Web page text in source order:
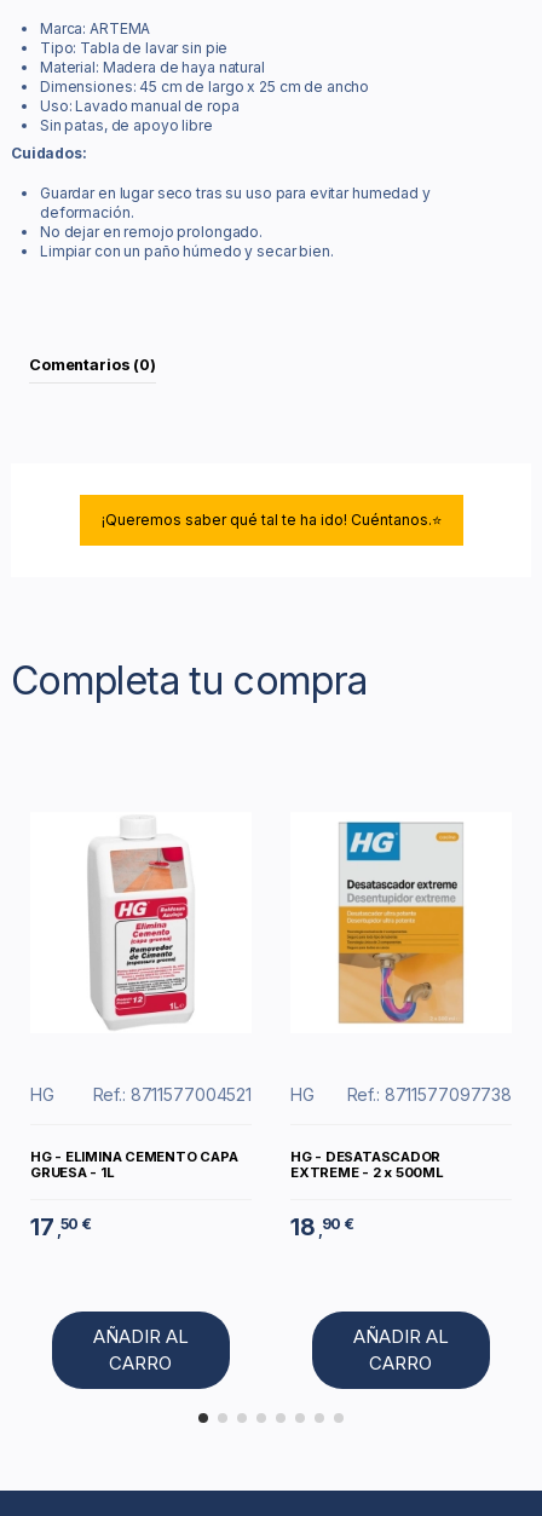
Marca: ARTEMA
Tipo: Tabla de lavar sin pie
Material: Madera de haya natural
Dimensiones: 45 cm de largo x 25 cm de ancho
Uso: Lavado manual de ropa
Sin patas, de apoyo libre
Cuidados:
Guardar en lugar seco tras su uso para evitar humedad y
deformación.
No dejar en remojo prolongado.
Limpiar con un paño húmedo y secar bien.
Comentarios (0)
¡Queremos saber qué tal te ha ido! Cuéntanos.⭐
Completa tu compra
HG Ref.: 8711577004521
HG - ELIMINA CEMENTO CAPA
GRUESA - 1L
17 ,50 €
AÑADIR AL
CARRO
HG Ref.: 8711577097738
HG - DESATASCADOR
EXTREME - 2 x 500ML
18 ,90 €
AÑADIR AL
CARRO